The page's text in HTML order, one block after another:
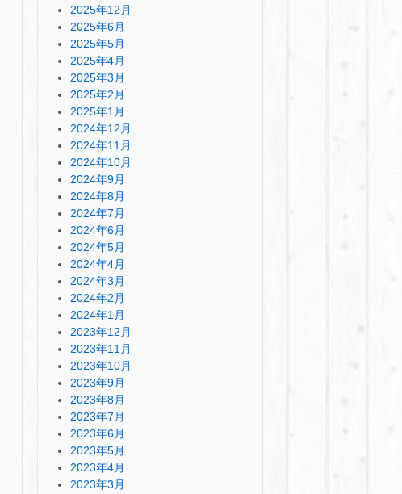
2025年12月
2025年6月
2025年5月
2025年4月
2025年3月
2025年2月
2025年1月
2024年12月
2024年11月
2024年10月
2024年9月
2024年8月
2024年7月
2024年6月
2024年5月
2024年4月
2024年3月
2024年2月
2024年1月
2023年12月
2023年11月
2023年10月
2023年9月
2023年8月
2023年7月
2023年6月
2023年5月
2023年4月
2023年3月